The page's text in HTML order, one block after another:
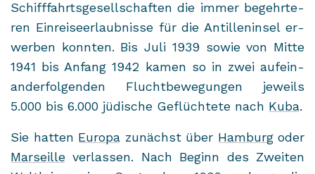
Schiff­fahrts­ge­sell­schaf­ten die immer be­gehr­te­
ren Ein­rei­se­er­laub­nis­se für die An­til­len­in­sel er­
wer­ben konn­ten. Bis Juli 1939 sowie von Mitte
1941 bis An­fang 1942 kamen so in zwei auf­ein­
an­der­fol­gen­den Flucht­be­we­gun­gen je­weils
5.000 bis 6.000 jü­di­sche Ge­flüch­te­te nach Kuba.
Sie hat­ten Eu­ro­pa zu­nächst über Ham­burgoder
Mar­seil­le ver­las­sen. Nach Be­ginn des Zwei­ten